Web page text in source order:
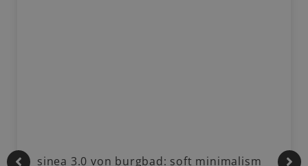
sinea 3.0 von burgbad: soft minimalism